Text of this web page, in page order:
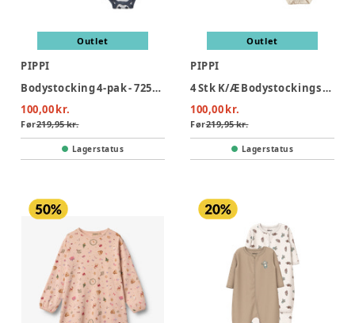
Outlet
PIPPI
Bodystocking 4-pak - 725/Blue
100,00 kr.
Før219,95 kr.
Lagerstatus
Outlet
PIPPI
4 Stk K/Æ Bodystockings - Offwhite 200
100,00 kr.
Før219,95 kr.
Lagerstatus